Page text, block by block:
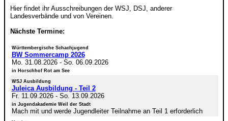
Hier findet ihr Ausschreibungen der WSJ, DSJ, anderer
Landesverbände und von Vereinen.
Nächste Termine:
Württembergische Schachjugend
BW Sommercamp 2026
Mo. 31.08.2026- So. 06.09.2026
in Horschhof Rot am See
WSJ Ausbildung
Juleica Ausbildung - Teil 2
Fr. 11.09.2026- So. 13.09.2026
in Jugendakademie Weil der Stadt
Mach mit und werde Jugendleiter Teilnahme an Teil 1 erforderlich